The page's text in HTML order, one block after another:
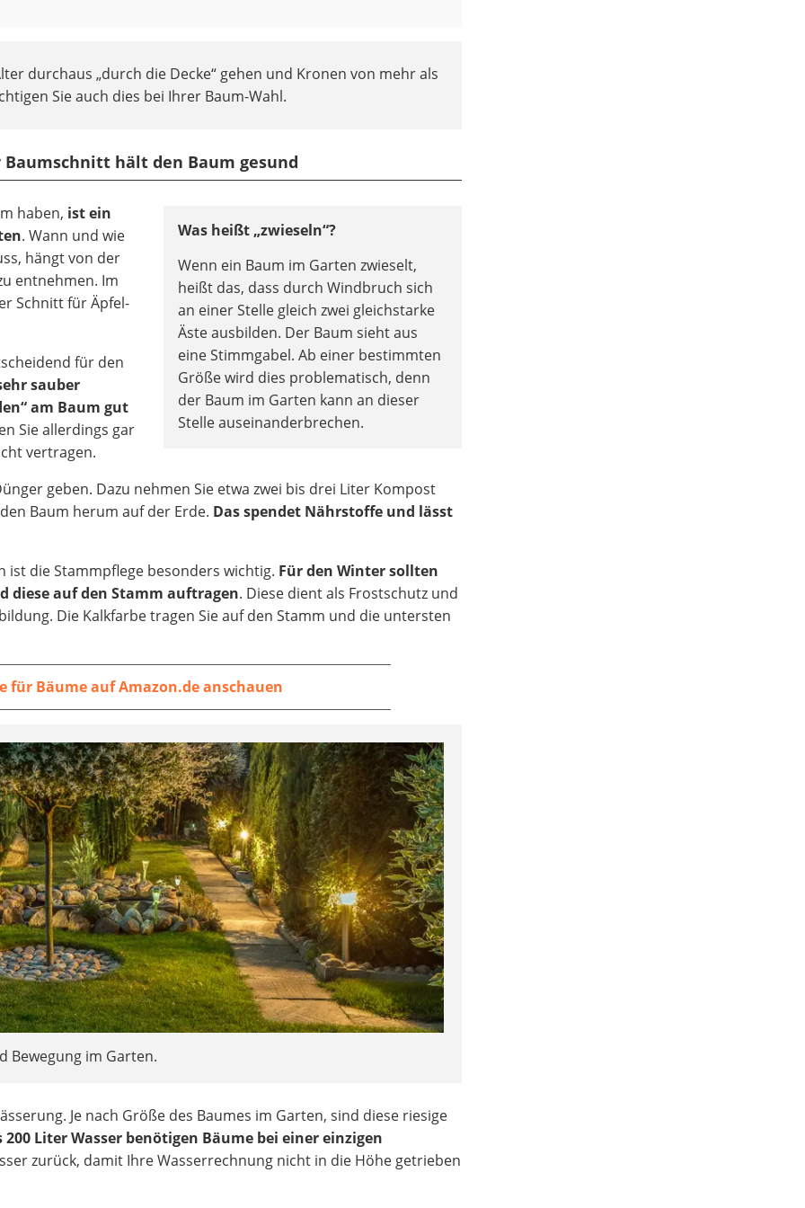
durchaus „durch die Decke“ gehen und Kronen von mehr als
Sie auch dies bei Ihrer Baum-Wahl.
Baumschnitt hält den Baum gesund
Was heißt „zwieseln“?
Wenn ein Baum im Garten zwieselt,
heißt das, dass durch Windbruch sich
an einer Stelle gleich zwei gleichstarke
Äste ausbilden. Der Baum sieht aus
eine Stimmgabel. Ab einer bestimmten
Größe wird dies problematisch, denn
der Baum im Garten kann an dieser
Stelle auseinanderbrechen.
haben, ist ein
. Wann und wie
hängt von der
entnehmen. Im
Schnitt für Äpfel-
für den
sauber
am Baum gut
Sie allerdings gar
vertragen.
geben. Dazu nehmen Sie etwa zwei bis drei Liter Kompost
Baum herum auf der Erde. Das spendet Nährstoffe und lässt
ist die Stammpflege besonders wichtig. Für den Winter sollten
diese auf den Stamm auftragen. Diese dient als Frostschutz und
Die Kalkfarbe tragen Sie auf den Stamm und die untersten
für Bäume auf Amazon.de anschauen
Bewegung im Garten.
Je nach Größe des Baumes im Garten, sind diese riesige
200 Liter Wasser benötigen Bäume bei einer einzigen
zurück, damit Ihre Wasserrechnung nicht in die Höhe getrieben